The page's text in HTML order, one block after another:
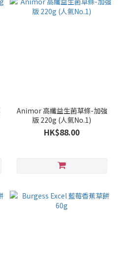
Animor 高纖益生菌草條-加強
版 220g (人氣No.1)
HK$88.00